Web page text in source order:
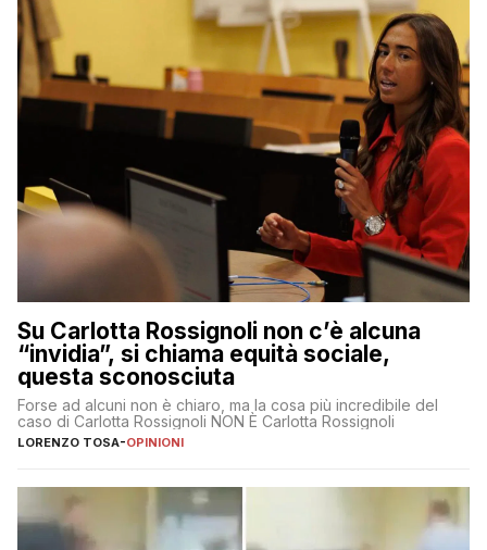
Su Carlotta Rossignoli non c’è alcuna
“invidia”, si chiama equità sociale,
questa sconosciuta
Forse ad alcuni non è chiaro, ma la cosa più incredibile del
caso di Carlotta Rossignoli NON È Carlotta Rossignoli
LORENZO TOSA-OPINIONI